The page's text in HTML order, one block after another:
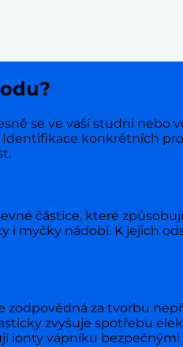
se ve vaší studni nebo
konkrétních
částice, které
i myčky nádobí. K jejich
za tvorbu
zvyšuje spotřebu
ionty vápníku bezpečnými